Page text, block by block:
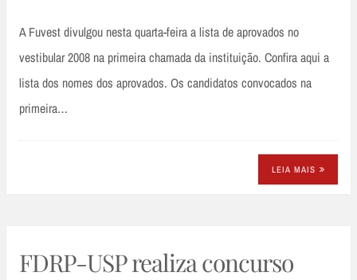
A Fuvest divulgou nesta quarta-feira a lista de aprovados no
vestibular 2008 na primeira chamada da instituição. Confira aqui a
lista dos nomes dos aprovados. Os candidatos convocados na
primeira…
LEIA MAIS
FDRP-USP realiza concurso